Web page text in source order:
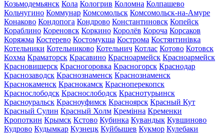
Козьмодемьянск Кола Кологрив Коломна Колпашево
Кольчугино Коммунар Комсомольск Комсомольск-на-Амуре
Конаково Кондопога Кондрово Константиновск Копейск
Кораблино Кореновск Коркино Королёв Короча Корсаков
Коряжма Костерево Костомукша Кострома Костянтинівка
Котельники Котельниково Котельнич Котлас Котово Котовск
Кохма Краматорск Красавино Красноармейск Красноармейск
Красновишерск Красногоровка Красногорск Краснодар
Краснозаводск Краснознаменск Краснознаменск
Краснокаменск Краснокамск Красноперекопск
Краснослободск Краснослободск Краснотурьинск
Красноуральск Красноуфимск Красноярск Красный Кут
Красный Сулин Красный Холм Кремінна Кременки
Кропоткин Крымск Кстово Кубинка Кувандык Кувшиново
Кудрово Кудымкар Кузнецк Куйбышев Кукмор Кулебаки